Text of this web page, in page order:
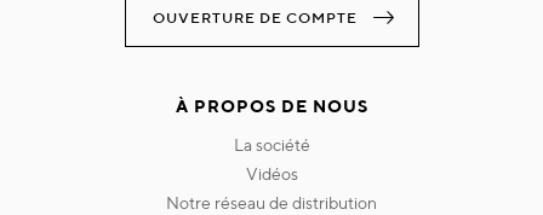
OUVERTURE DE COMPTE
À PROPOS DE NOUS
la société
vidéos
notre réseau de distribution